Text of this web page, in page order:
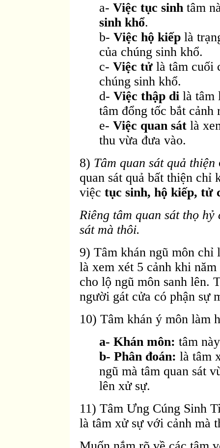
a- Việc tục sinhtâm
sinh khổ.
b- Việc hộ kiếp là
của chúng sinh khổ.
c- Việc tử là tâm cuối
chúng sinh khổ.
d- Việc thập di là tâm
tâm đổng tốc bắt cảnh
e- Việc quan sát là
thu vừa đưa vào.
8) Tâm quan sát quả thiện
quan sát quả bất thiện chỉ
việc tục sinh, hộ kiếp, tử
Riêng tâm quan sát thọ
sát mà thôi.
9) Tâm khán ngũ môn
là xem xét 5 cảnh khi
cho lộ ngũ môn sanh lên.
người gát cửa có phận sự
10) Tâm khán ý môn làm
a- Khán môn: tâm
b- Phân đoán: là tâm
ngũ mà tâm quan sát
lên xử sự.
11) Tâm Ưng Cúng Sinh
là tâm xử sự với cảnh mà